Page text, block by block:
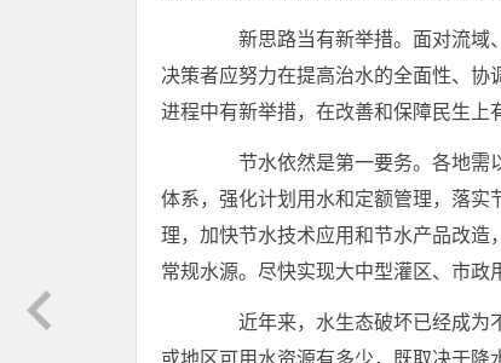
新思路当有新举措。面对流域、
决策者应努力在提高治水的全面性、
进程中有新举措，在改善和保障民生上
节水依然是第一要务。各地需以
体系，强化计划用水和定额管理，落实
理，加快节水技术应用和节水产品改
常规水源。尽快实现大中型灌区、市政
近年来，水生态破坏已经成为不
或地区可用水资源有多少，既取决于降